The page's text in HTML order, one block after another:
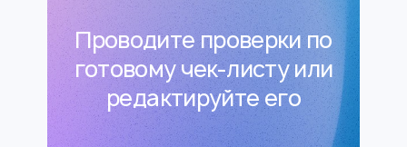
Проводите проверки по
готовому чек-листу или
редактируйте его